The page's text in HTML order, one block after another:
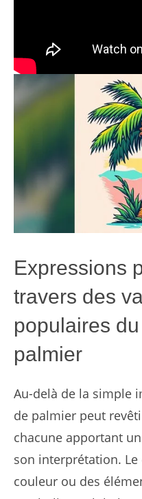
Expressions
travers des
populaires
palmier
Au-delà de la simple
de palmier peut
chacune apportant
son interprétation.
couleur ou des